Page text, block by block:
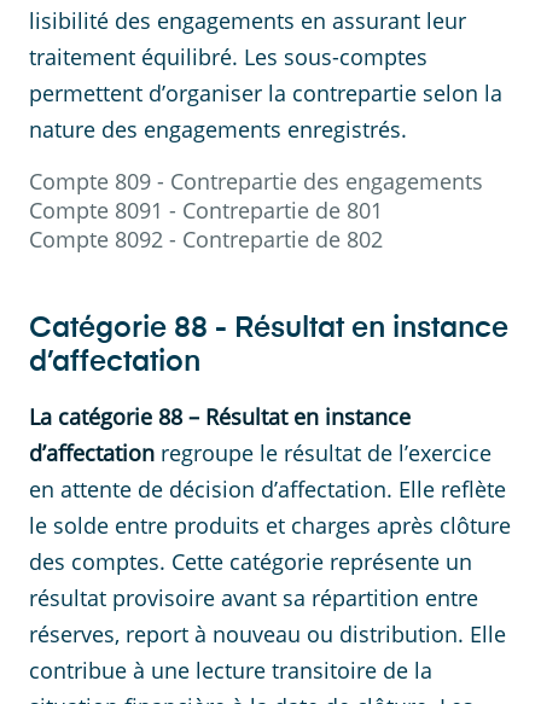
lisibilité des engagements en assurant leur
traitement équilibré. Les sous-comptes
permettent d’organiser la contrepartie selon la
nature des engagements enregistrés.
Compte 809 - Contrepartie des engagements
Compte 8091 - Contrepartie de 801
Compte 8092 - Contrepartie de 802
Catégorie 88 - Résultat en instance
d’affectation
La catégorie 88 – Résultat en instance
d’affectation regroupe le résultat de l’exercice
en attente de décision d’affectation. Elle reflète
le solde entre produits et charges après clôture
des comptes. Cette catégorie représente un
résultat provisoire avant sa répartition entre
réserves, report à nouveau ou distribution. Elle
contribue à une lecture transitoire de la